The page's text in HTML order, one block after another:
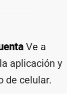
Ve a
aplicación y
de celular.